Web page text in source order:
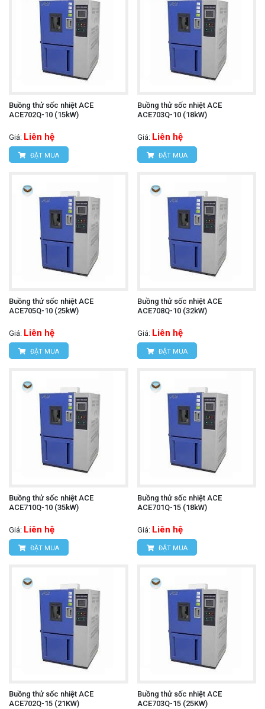
Buồng thử sốc nhiệt ACE
ACE702Q-10 (15kW)
Giá: Liên hệ
ĐẶT MUA
Buồng thử sốc nhiệt ACE
ACE703Q-10 (18kW)
Giá: Liên hệ
ĐẶT MUA
Buồng thử sốc nhiệt ACE
ACE705Q-10 (25kW)
Giá: Liên hệ
ĐẶT MUA
Buồng thử sốc nhiệt ACE
ACE708Q-10 (32kW)
Giá: Liên hệ
ĐẶT MUA
Buồng thử sốc nhiệt ACE
ACE710Q-10 (35kW)
Giá: Liên hệ
ĐẶT MUA
Buồng thử sốc nhiệt ACE
ACE701Q-15 (18kW)
Giá: Liên hệ
ĐẶT MUA
Buồng thử sốc nhiệt ACE
ACE702Q-15 (21KW)
Buồng thử sốc nhiệt ACE
ACE703Q-15 (25KW)